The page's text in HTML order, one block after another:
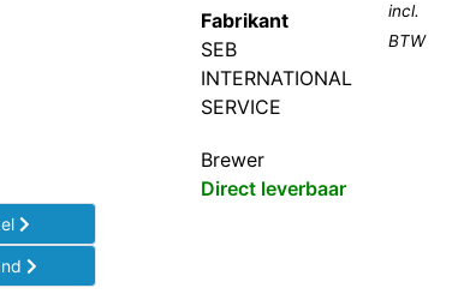
Fabrikant
SEB
INTERNATIONAL
SERVICE
Brewer
Direct leverbaar
incl.
BTW